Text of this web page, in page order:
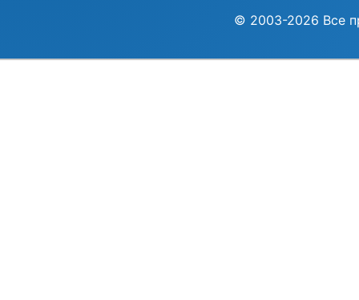
© 2003-2026 Все